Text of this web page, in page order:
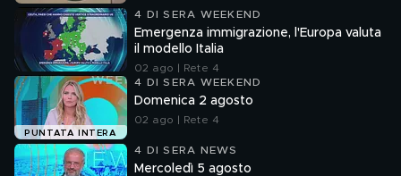
4 DI SERA WEEKEND
Emergenza immigrazione, l'Europa valuta
il modello Italia
02 ago | Rete 4
PUNTATA INTERA
4 DI SERA WEEKEND
Domenica 2 agosto
02 ago | Rete 4
4 DI SERA NEWS
Mercoledì 5 agosto